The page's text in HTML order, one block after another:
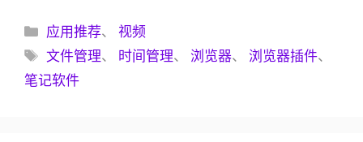
分
类
应用推荐、 视频
标
签
文件管理、 时间管理、 浏览器、 浏览器插件、
笔记软件